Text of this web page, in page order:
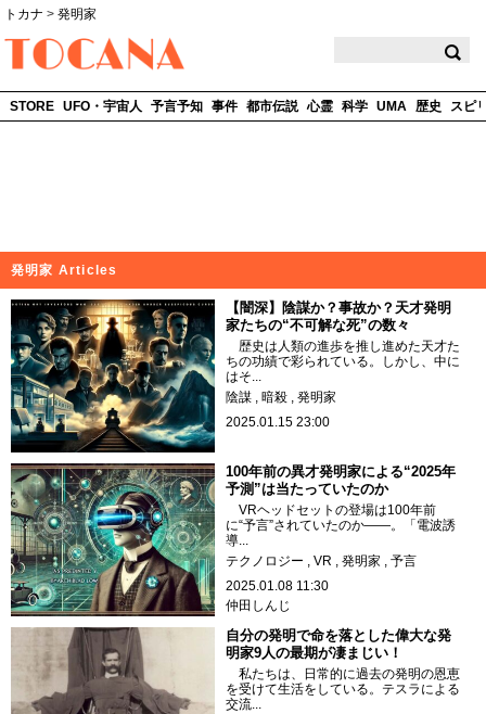
トカナ > 発明家
STORE UFO・宇宙人 予言予知 事件 都市伝説 心霊 科学 UMA 歴史 スピ
発明家 Articles
【闇深】陰謀か？事故か？天才発明
家たちの“不可解な死”の数々
歴史は人類の進歩を推し進めた天才た
ちの功績で彩られている。しかし、中に
はそ...
陰謀
暗殺
発明家
2025.01.15 23:00
100年前の異才発明家による“2025年
予測”は当たっていたのか
VRヘッドセットの登場は100年前
に“予言”されていたのか――。「電波誘
導...
テクノロジー
VR 発明家
予言
2025.01.08 11:30
仲田しんじ
自分の発明で命を落とした偉大な発
明家9人の最期が凄まじい！
私たちは、日常的に過去の発明の恩恵
を受けて生活をしている。テスラによる
交流...